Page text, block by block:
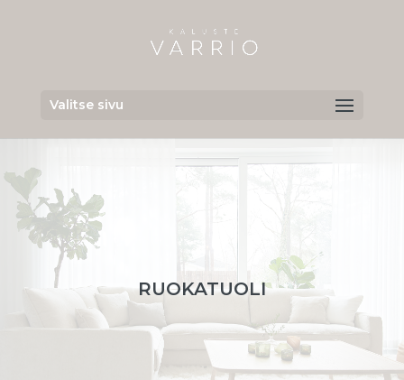
Valitse sivu
RUOKATUOLI